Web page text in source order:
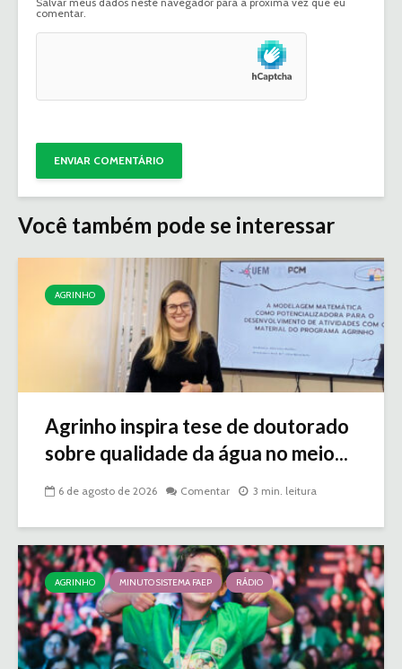
comentar.
Você também pode se interessar
AGRINHO
Agrinho inspira tese de doutorado
sobre qualidade da água no meio...
6 de agosto de 2026 Comentar 3 min. leitura
AGRINHO MINUTO SISTEMA FAEP RÁDIO